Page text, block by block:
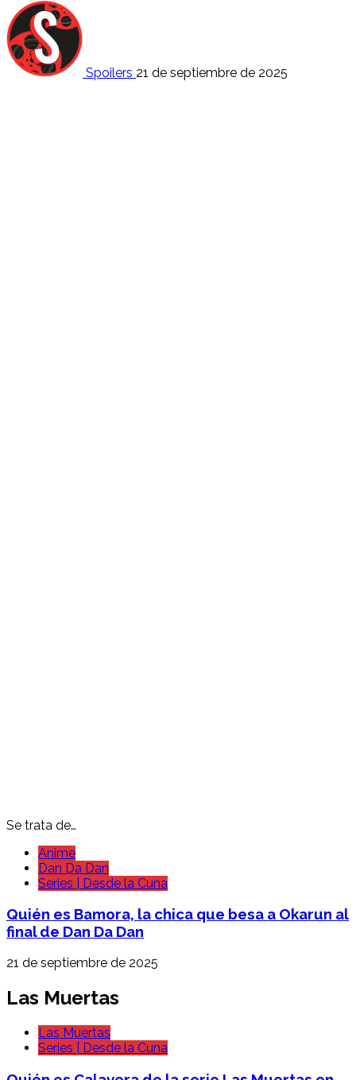
Spoilers 21 de septiembre de 2025
Se trata de…
Anime
Dan Da Dan
Series | Desde la Cuna
Quién es Bamora, la chica que besa a Okarun al
final de Dan Da Dan
21 de septiembre de 2025
Las Muertas
Las Muertas
Series | Desde la Cuna